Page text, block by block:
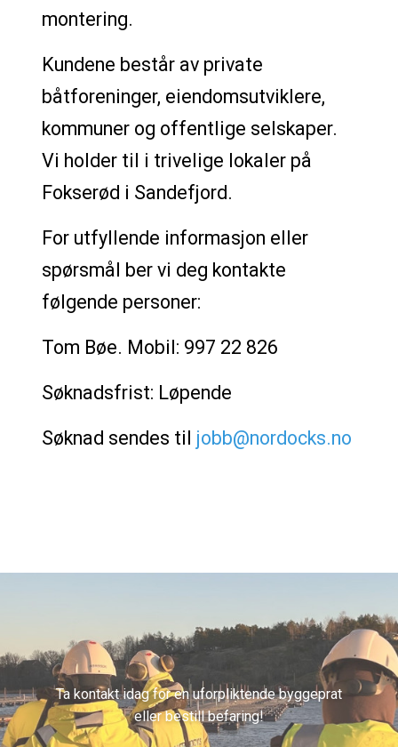
montering.
Kundene består av private
båtforeninger, eiendomsutviklere,
kommuner og offentlige selskaper.
Vi holder til i trivelige lokaler på
Fokserød i Sandefjord.
For utfyllende informasjon eller
spørsmål ber vi deg kontakte
følgende personer:
Tom Bøe. Mobil: 997 22 826‬
Søknadsfrist: Løpende
Søknad sendes til jobb@nordocks.no
Ta kontakt idag for en uforpliktende byggeprat
eller bestill befaring!